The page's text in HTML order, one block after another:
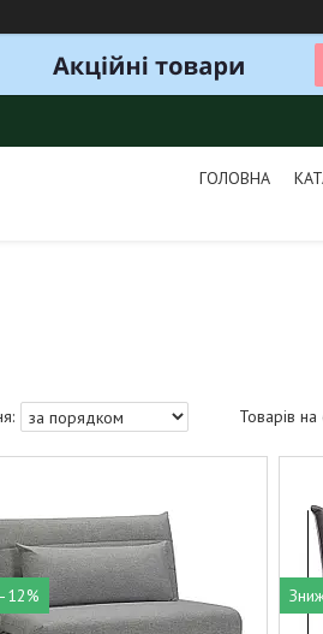
ГОЛОВНА